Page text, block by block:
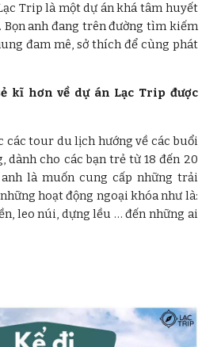
Trip là một dự án khá tâm huyết
Bọn anh đang trên đường tìm kiếm
đam mê, sở thích để cùng phát
kĩ hơn về dự án Lạc Trip được
các tour du lịch hướng về các buổi
dành cho các bạn trẻ từ 18 đến 20
là muốn cung cấp những trải
hoạt động ngoại khóa như là:
leo núi, dựng lều … đến những ai